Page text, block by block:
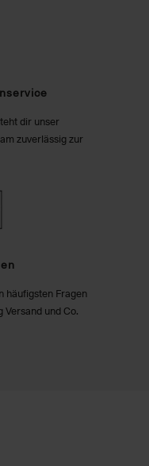
dir unser
zuverlässig zur
häufigsten Fragen
und Co.